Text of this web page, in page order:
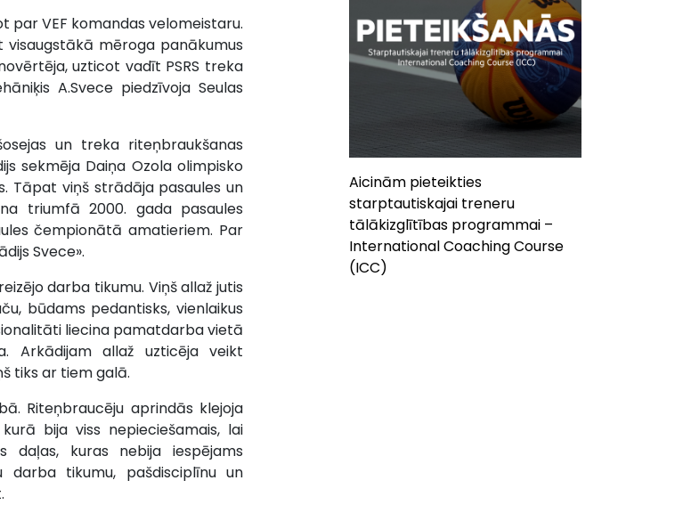
par VEF komandas velomeistaru.
visaugstākā mēroga panākumus
uzticot vadīt PSRS treka
A.Svece piedzīvoja Seulas
un treka riteņbraukšanas
sekmēja Daiņa Ozola olimpisko
Tāpat viņš strādāja pasaules un
triumfā 2000. gada pasaules
čempionātā amatieriem. Par
Svece».
darba tikumu. Viņš allaž jutis
būdams pedantisks, vienlaikus
liecina pamatdarba vietā
Arkādijam allaž uzticēja veikt
tiks ar tiem galā.
Riteņbraucēju aprindās klejoja
bija viss nepieciešamais, lai
daļas, kuras nebija iespējams
darba tikumu, pašdisciplīnu un
Aicinām pieteikties
starptautiskajai treneru
tālākizglītības programmai –
International Coaching Course
(ICC)